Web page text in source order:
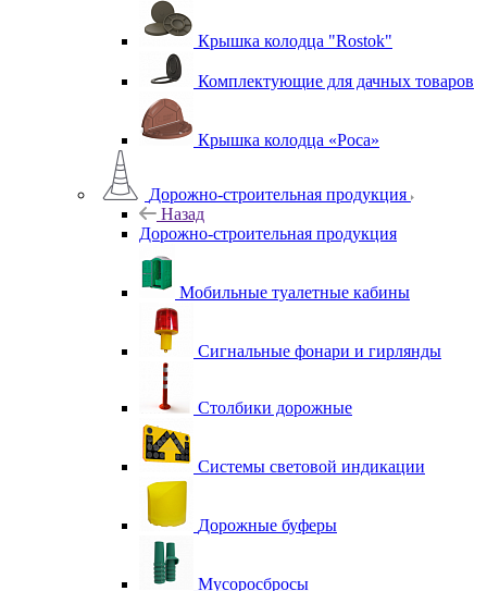
Крышка колодца "Rostok"
Комплектующие для дачных товаров
Крышка колодца «Роса»
Дорожно-строительная продукция
Назад
Дорожно-строительная продукция
Мобильные туалетные кабины
Сигнальные фонари и гирлянды
Столбики дорожные
Системы световой индикации
Дорожные буферы
Мусоросбросы